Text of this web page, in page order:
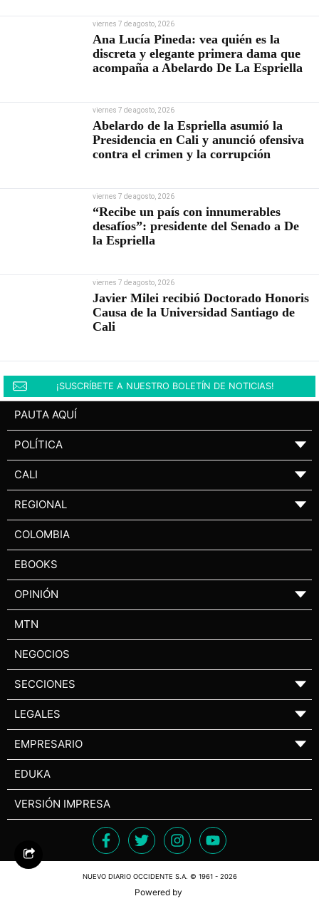
viernes 7 de agosto, 2026
Ana Lucía Pineda: vea quién es la
discreta y elegante primera dama que
acompaña a Abelardo De La Espriella
viernes 7 de agosto, 2026
Abelardo de la Espriella asumió la
Presidencia en Cali y anunció ofensiva
contra el crimen y la corrupción
viernes 7 de agosto, 2026
“Recibe un país con innumerables
desafíos”: presidente del Senado a De
la Espriella
viernes 7 de agosto, 2026
Javier Milei recibió Doctorado Honoris
Causa de la Universidad Santiago de
Cali
¡SUSCRÍBETE A NUESTRO BOLETÍN DE NOTICIAS!
PAUTA AQUÍ
POLÍTICA ▼
CALI ▼
REGIONAL ▼
COLOMBIA
EBOOKS
OPINIÓN ▼
MTN
NEGOCIOS
SECCIONES ▼
LEGALES ▼
EMPRESARIO ▼
EDUKA
VERSIÓN IMPRESA
NUEVO DIARIO OCCIDENTE S.A. © 1961 - 2026
Powered by